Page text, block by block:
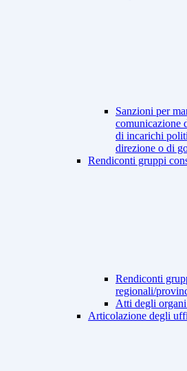
Sanzioni per
comunicazione
di incarichi
direzione o di
Rendiconti gruppi
Rendiconti
regionali/
Atti degli
Articolazione degli